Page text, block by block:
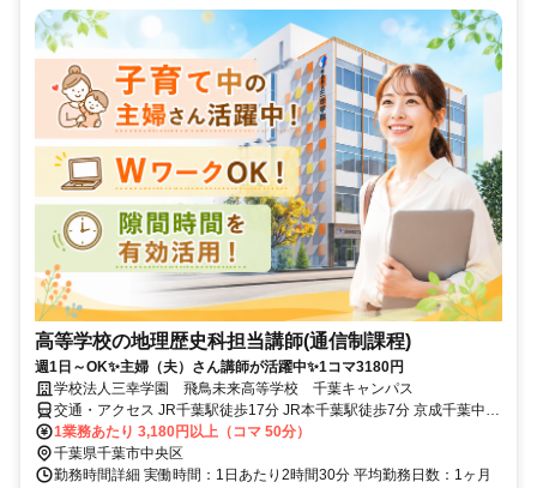
高等学校の地理歴史科担当講師(通信制課程)
週1日～OK✨主婦（夫）さん講師が活躍中✨1コマ3180円
学校法人三幸学園 飛鳥未来高等学校 千葉キャンパス
交通・アクセス JR千葉駅徒歩17分 JR本千葉駅徒歩7分 京成千葉中央
駅徒歩7分
1業務あたり 3,180円以上（コマ 50分）
千葉県千葉市中央区
勤務時間詳細 実働時間：1日あたり2時間30分 平均勤務日数：1ヶ月